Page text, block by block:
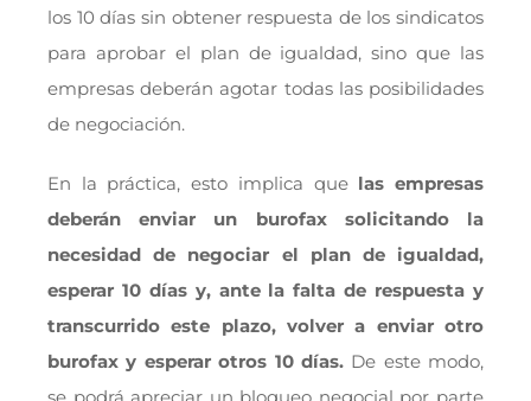
los 10 días sin obtener respuesta de los sindicatos
para aprobar el plan de igualdad, sino que las
empresas deberán agotar todas las posibilidades
de negociación.
En la práctica, esto implica que las empresas
deberán enviar un burofax solicitando la
necesidad de negociar el plan de igualdad,
esperar 10 días y, ante la falta de respuesta y
transcurrido este plazo, volver a enviar otro
burofax y esperar otros 10 días.De este modo,